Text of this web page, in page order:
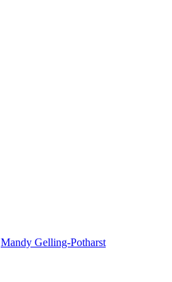
Mandy Gelling-Potharst